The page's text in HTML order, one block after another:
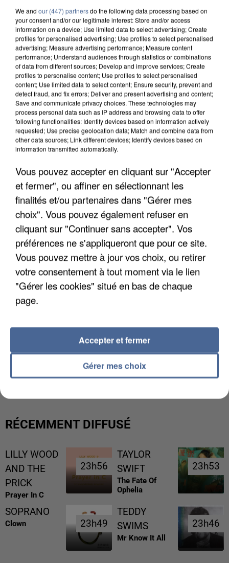
DE FAUNE SAUVAGE SONT...
L’UN DES FONDATEURS SUPPOSÉS DE LA DZ
MAFIA INTERPELLÉ EN ALGÉRIE
RÉCEMMENT DIFFUSÉ
LILLY WOOD
AND THE
PRICK
Prayer In C
23h56
23h56
TAYLOR
SWIFT
The Fate Of
Ophelia
23h53
23h53
SOPRANO
Clown 23h49
23h49
TEDDY
SWIMS
Mr Know It All
23h46
23h46
We and our (447) partnersdo the following data processing based on
your consent and/or our legitimate interest: Store and/or access
information on a device; Use limited data to select advertising; Create
profiles for personalised advertising; Use profiles to select personalised
advertising; Measure advertising performance; Measure content
performance; Understand audiences through statistics or combinations
of data from different sources; Develop and improve services; Create
profiles to personalise content; Use profiles to select personalised
content; Use limited data to select content; Ensure security, prevent and
detect fraud, and fix errors; Deliver and present advertising and content;
Save and communicate privacy choices. These technologies may
process personal data such as IP address and browsing data to offer
following functionalities: Identify devices based on information actively
requested; Use precise geolocation data; Match and combine data from
other data sources; Link different devices; Identify devices based on
information transmitted automatically.
Vous pouvez accepter en cliquant sur "Accepter
et fermer", ou affiner en sélectionnant les
finalités et/ou partenaires dans "Gérer mes
choix". Vous pouvez également refuser en
cliquant sur "Continuer sans accepter". Vos
préférences ne s'appliqueront que pour ce site.
Vous pouvez mettre à jour vos choix, ou retirer
votre consentement à tout moment via le lien
"Gérer les cookies" situé en bas de chaque
page.
Gérer mes choix
Accepter et fermer